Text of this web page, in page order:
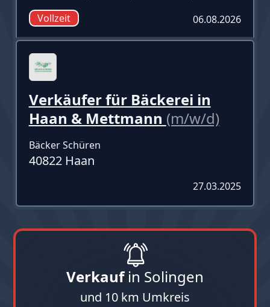
Vollzeit 06.08.2026
Verkäufer für Bäckerei in
Haan & Mettmann (m/w/d)
Bäcker Schüren
40822 Haan
27.03.2025
Verkaufin Solingen
und 10 km Umkreis